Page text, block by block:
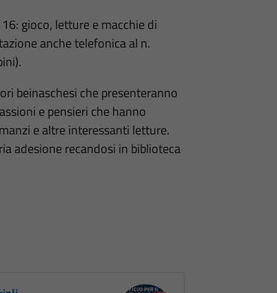
gioco, letture e macchie di
anche telefonica al n.
beinaschesi che presenteranno
e pensieri che hanno
e altre interessanti letture.
adesione recandosi in biblioteca